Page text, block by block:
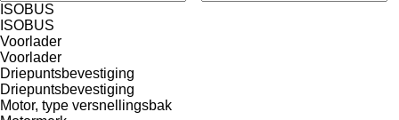
ISOBUS
ISOBUS
Voorlader
Voorlader
Driepuntsbevestiging
Driepuntsbevestiging
Motor, type versnellingsbak